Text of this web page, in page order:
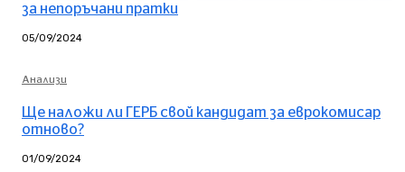
за непоръчани пратки
05/09/2024
Анализи
Ще наложи ли ГЕРБ свой кандидат за еврокомисар
отново?
01/09/2024